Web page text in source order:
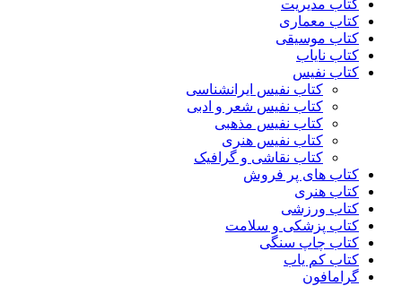
کتاب مدیریت
کتاب معماری
کتاب موسیقی
کتاب نایاب
کتاب نفیس
کتاب نفیس ایرانشناسی
کتاب نفیس شعر و ادبی
کتاب نفیس مذهبی
کتاب نفیس هنری
کتاب نقاشی و گرافیک
کتاب های پر فروش
کتاب هنری
کتاب ورزشی
کتاب پزشکی و سلامت
کتاب چاپ سنگی
کتاب کم یاب
گرامافون